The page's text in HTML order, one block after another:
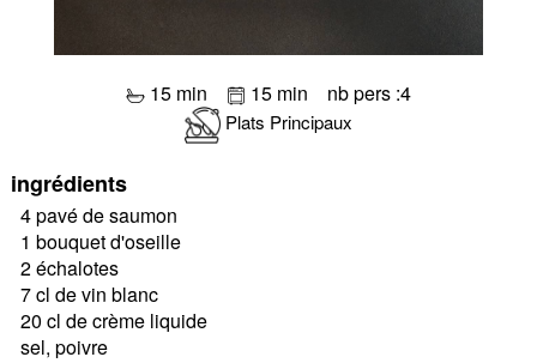
15 min 15 min nb pers :4
Plats Principaux
ingrédients
4 pavé de saumon
1 bouquet d'oseille
2 échalotes
7 cl de vin blanc
20 cl de crème liquide
sel, poivre